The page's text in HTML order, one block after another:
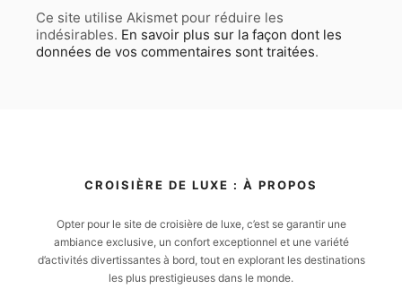
Ce site utilise Akismet pour réduire les
indésirables. En savoir plus sur la façon dont les
données de vos commentaires sont traitées.
CROISIÈRE DE LUXE : À PROPOS
Opter pour le site de croisière de luxe, c’est se garantir une
ambiance exclusive, un confort exceptionnel et une variété
d’activités divertissantes à bord, tout en explorant les destinations
les plus prestigieuses dans le monde.